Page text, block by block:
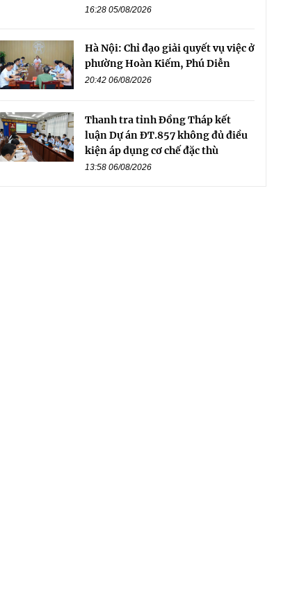
16:28 05/08/2026
Hà Nội: Chỉ đạo giải quyết vụ việc ở
phường Hoàn Kiếm, Phú Diễn
20:42 06/08/2026
Thanh tra tỉnh Đồng Tháp kết
luận Dự án ĐT.857 không đủ điều
kiện áp dụng cơ chế đặc thù
13:58 06/08/2026